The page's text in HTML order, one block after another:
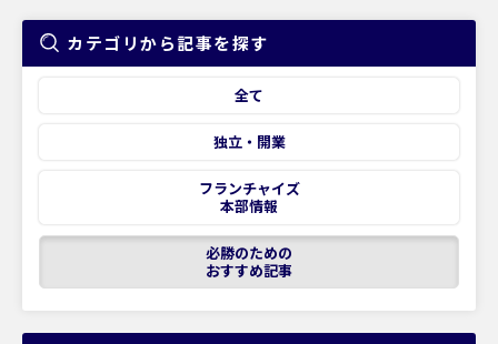
カテゴリから記事を探す
全て
独立・開業
フランチャイズ
本部情報
必勝のための
おすすめ記事